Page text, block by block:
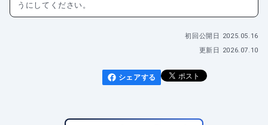
うにしてください。
初回公開日
2025.05.16
更新日
2026.07.10
シェアする